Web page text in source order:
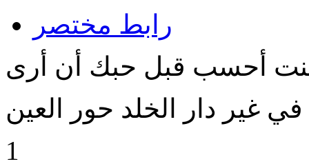
رابط مختصر
أحسب قبل حبك أن أرى
في غير دار الخلد حور العين
1